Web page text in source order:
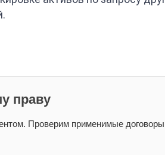
праву
Проверим применимые